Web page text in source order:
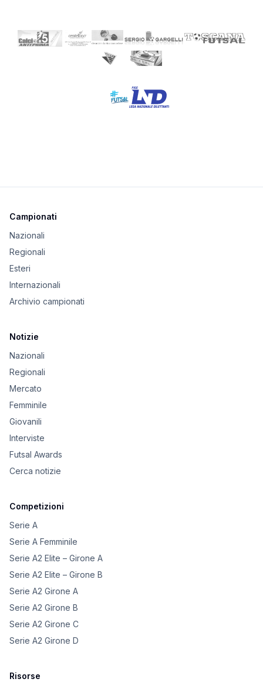
Campionati
Nazionali
Regionali
Esteri
Internazionali
Archivio campionati
Notizie
Nazionali
Regionali
Mercato
Femminile
Giovanili
Interviste
Futsal Awards
Cerca notizie
Competizioni
Serie A
Serie A Femminile
Serie A2 Elite – Girone A
Serie A2 Elite – Girone B
Serie A2 Girone A
Serie A2 Girone B
Serie A2 Girone C
Serie A2 Girone D
Risorse